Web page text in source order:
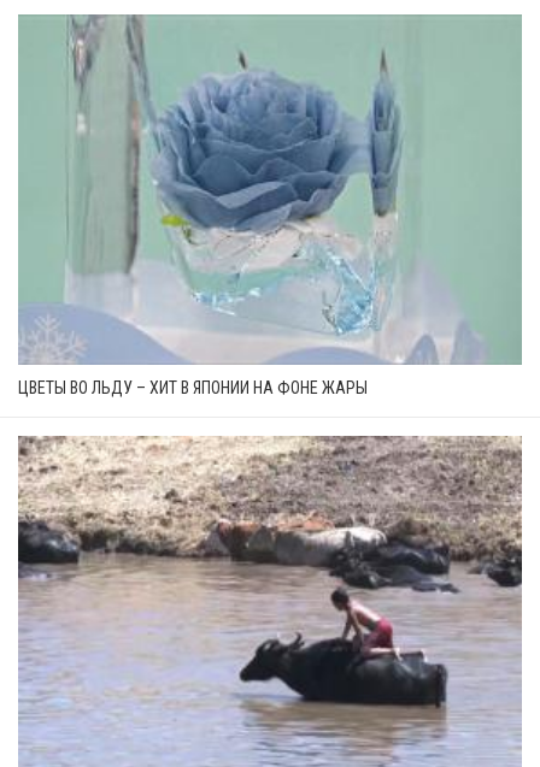
ЦВЕТЫ ВО ЛЬДУ – ХИТ В ЯПОНИИ НА ФОНЕ ЖАРЫ